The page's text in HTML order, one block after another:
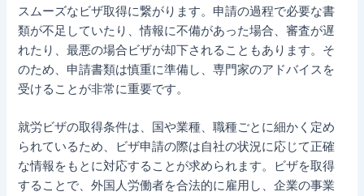
スムーズなビザ取得に繋がります。申請の過程で必要な書
類が不足していたり、情報に不備があった場合、審査が遅
れたり、最悪の場合ビザが却下されることもあります。そ
のため、申請書類は慎重に準備し、専門家のアドバイスを
受けることが非常に重要です。
就労ビザの取得条件は、国や業種、職種ごとに細かく定め
られているため、ビザ申請の際は自社の状況に応じて正確
な情報をもとに対応することが求められます。ビザを取得
することで、外国人労働者を合法的に雇用し、企業の事業